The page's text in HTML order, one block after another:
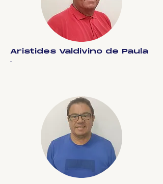
Aristides Valdivino de Paula
..